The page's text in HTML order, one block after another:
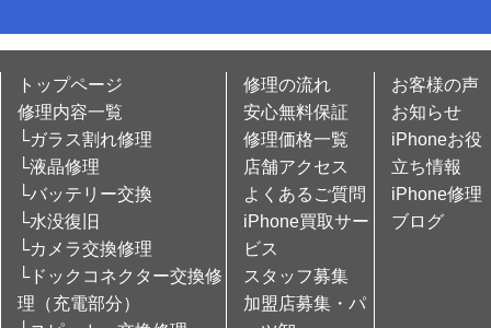
トップページ
修理内容一覧
└ガラス割れ修理
└液晶修理
└バッテリー交換
└水没復旧
└カメラ交換修理
└ドックコネクター交換修
理（充電部分）
修理の流れ
安心無料保証
修理価格一覧
店舗アクセス
よくあるご質問
iPhone買取サー
ビス
スタッフ募集
加盟店募集・パ
お客様の声
お知らせ
iPhoneお役
立ち情報
iPhone修理
ブログ